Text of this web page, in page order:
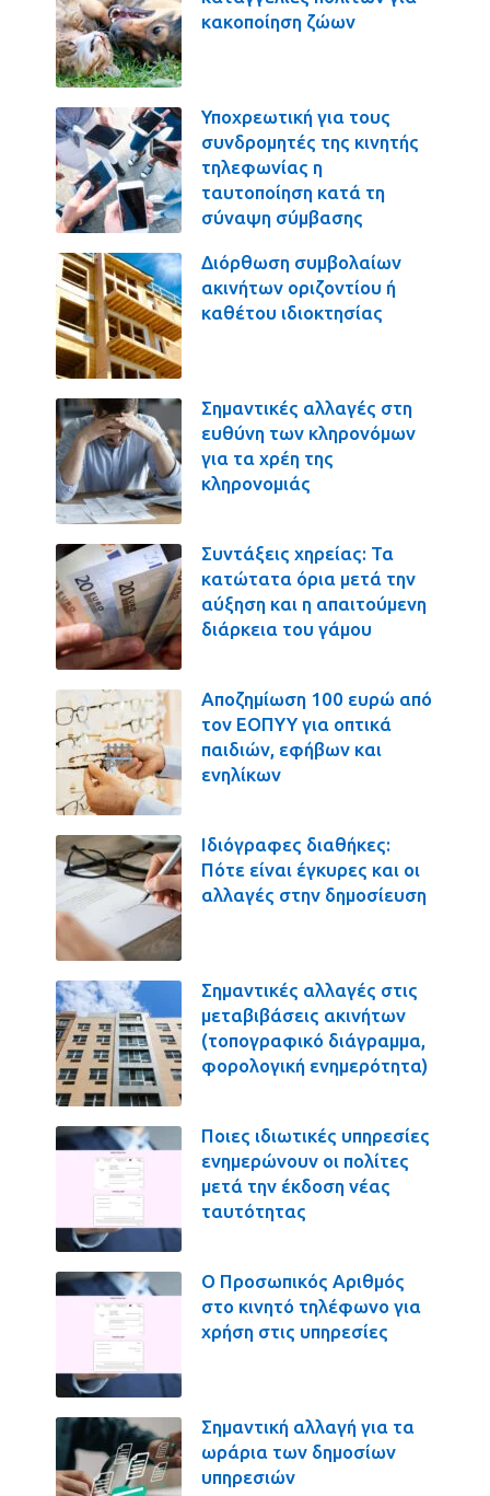
κακοποίηση ζώων
Υποχρεωτική για τους
συνδρομητές της κινητής
τηλεφωνίας η
ταυτοποίηση κατά τη
σύναψη σύμβασης
Διόρθωση συμβολαίων
ακινήτων οριζοντίου ή
καθέτου ιδιοκτησίας
Σημαντικές αλλαγές στη
ευθύνη των κληρονόμων
για τα χρέη της
κληρονομιάς
Συντάξεις χηρείας: Τα
κατώτατα όρια μετά την
αύξηση και η απαιτούμενη
διάρκεια του γάμου
Αποζημίωση 100 ευρώ από
τον ΕΟΠΥΥ για οπτικά
παιδιών, εφήβων και
ενηλίκων
Ιδιόγραφες διαθήκες:
Πότε είναι έγκυρες και οι
αλλαγές στην δημοσίευση
Σημαντικές αλλαγές στις
μεταβιβάσεις ακινήτων
(τοπογραφικό διάγραμμα,
φορολογική ενημερότητα)
Ποιες ιδιωτικές υπηρεσίες
ενημερώνουν οι πολίτες
μετά την έκδοση νέας
ταυτότητας
Ο Προσωπικός Αριθμός
στο κινητό τηλέφωνο για
χρήση στις υπηρεσίες
Σημαντική αλλαγή για τα
ωράρια των δημοσίων
υπηρεσιών